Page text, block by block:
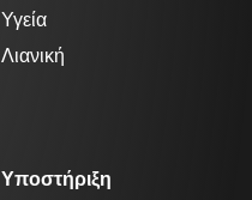
Υγεία
Λιανική
Υποστήριξη